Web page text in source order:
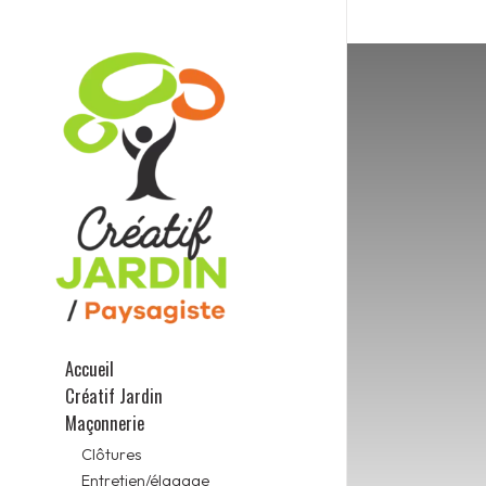
Accueil
Créatif Jardin
Maçonnerie
Clôtures
Entretien/élagage